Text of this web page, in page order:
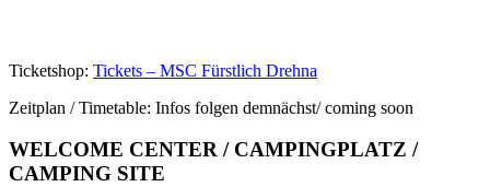
Ticketshop: Tickets – MSC Fürstlich Drehna
Zeitplan / Timetable: Infos folgen demnächst/ coming soon
WELCOME CENTER / CAMPINGPLATZ /
CAMPING SITE